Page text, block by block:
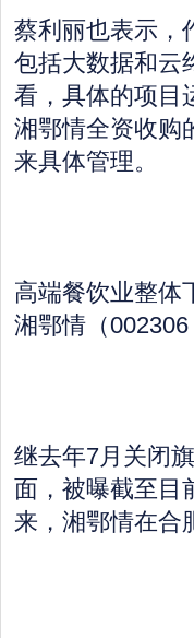
蔡利丽也表示，
包括大数据和云
看，具体的项目
湘鄂情全资收购
来具体管理。
高端餐饮业整体
湘鄂情（
继去年7月关闭
面，被曝截至目
来，湘鄂情在合